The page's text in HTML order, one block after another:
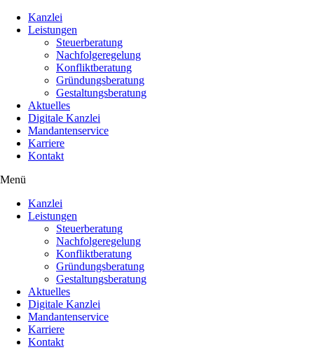
Kanzlei
Leistungen
Steuerberatung
Nachfolgeregelung
Konfliktberatung
Gründungsberatung
Gestaltungsberatung
Aktuelles
Digitale Kanzlei
Mandantenservice
Karriere
Kontakt
Menü
Kanzlei
Leistungen
Steuerberatung
Nachfolgeregelung
Konfliktberatung
Gründungsberatung
Gestaltungsberatung
Aktuelles
Digitale Kanzlei
Mandantenservice
Karriere
Kontakt